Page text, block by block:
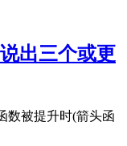
出三个或更
数被提升时(箭头函